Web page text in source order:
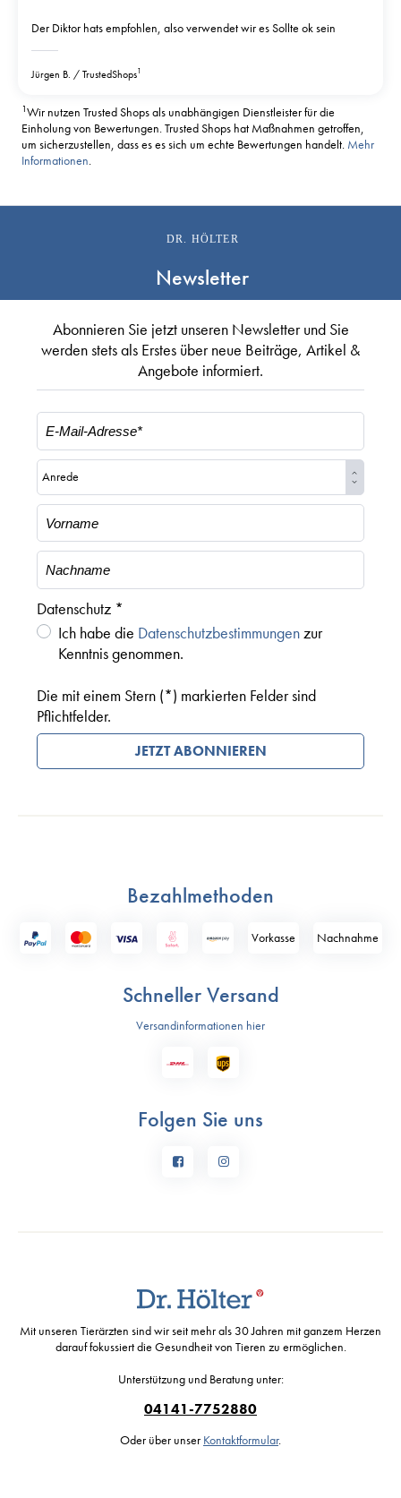
Der Diktor hats empfohlen, also verwendet wir es Sollte ok sein
Jürgen B. TrustedShops1
1Wir nutzen Trusted Shops als unabhängigen Dienstleister für die
Einholung von Bewertungen. Trusted Shops hat Maßnahmen getroffen,
um sicherzustellen, dass es es sich um echte Bewertungen handelt. Mehr
Informationen.
DR. HÖLTER
Newsletter
Abonnieren Sie jetzt unseren Newsletter und Sie
werden stets als Erstes über neue Beiträge, Artikel &
Angebote informiert.
Datenschutz *
Ich habe die Datenschutzbestimmungenzur
Kenntnis genommen.
Die mit einem Stern (*) markierten Felder sind
Pflichtfelder.
JETZT ABONNIEREN
Bezahlmethoden
Vorkasse Nach­nahme
Schneller Versand
Versandinformationen hier
Folgen Sie uns
Mit unseren Tierärzten sind wir seit mehr als 30 Jahren mit ganzem Herzen
darauf fokussiert die Gesundheit von Tieren zu ermöglichen.
Unterstützung und Beratung unter:
04141-7752880
Oder über unser Kontaktformular.